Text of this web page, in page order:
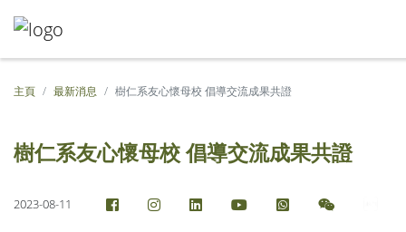
主頁 最新消息 樹仁系友心懷母校 倡導交流成果共證
樹仁系友心懷母校 倡導交流成果共證
2023-08-11